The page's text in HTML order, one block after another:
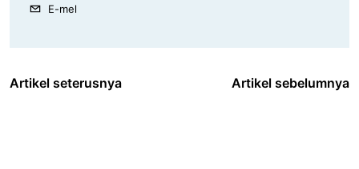
E-mel
Artikel seterusnya Artikel sebelumnya